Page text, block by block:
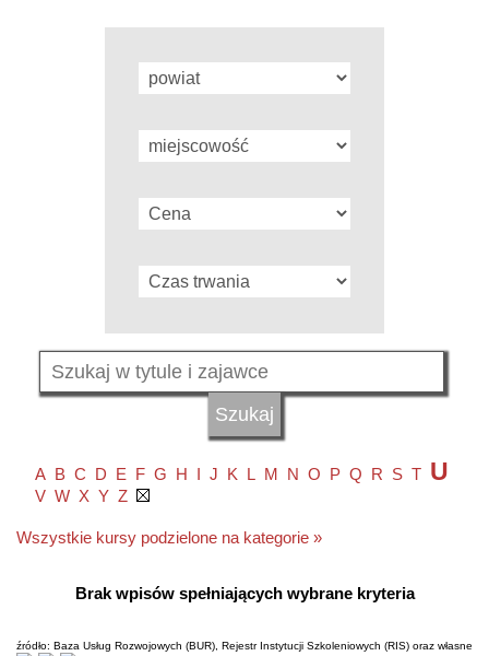
A B C D E F G H J K L M N O P Q R S T U
V W X Y Z
Wszystkie kursy podzielone na kategorie »
Brak wpisów spełniających wybrane kryteria
źródło: Baza Usług Rozwojowych (BUR), Rejestr Instytucji Szkoleniowych (RIS) oraz własne